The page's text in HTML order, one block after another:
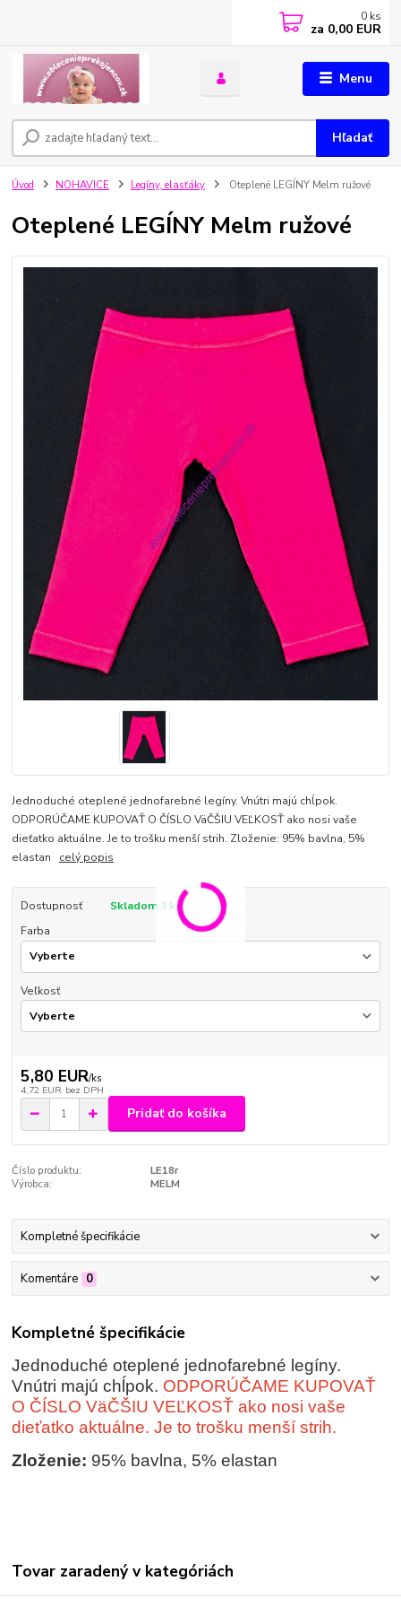
Menu
Hľadať
0 ks
za 0,00 EUR
Úvod NOHAVICE Legíny, elasťáky Oteplené LEGÍNY Melm ružové
Oteplené LEGÍNY Melm ružové
Jednoduché oteplené jednofarebné legíny. Vnútri majú chĺpok.
ODPORÚČAME KUPOVAŤ O ČÍSLO VäČŠIU VEĽKOSŤ ako nosi vaše
dieťatko aktuálne. Je to trošku menší strih. Zloženie: 95% bavlna, 5%
elastan celý popis
Dostupnosť
Skladom 3 ks
Farba
Veľkosť
5,80 EUR/ks
4,72 EUR bez DPH
Pridať do košíka
Číslo produktu:
LE18r
Výrobca:
MELM
Kompletné špecifikácie
Komentáre 0
Kompletné špecifikácie
Jednoduché oteplené jednofarebné legíny.
Vnútri majú chĺpok. ODPORÚČAME KUPOVAŤ
O ČÍSLO VäČŠIU VEĽKOSŤ ako nosi vaše
dieťatko aktuálne. Je to trošku menší strih.
Zloženie: 95% bavlna, 5% elastan
Tovar zaradený v kategóriách